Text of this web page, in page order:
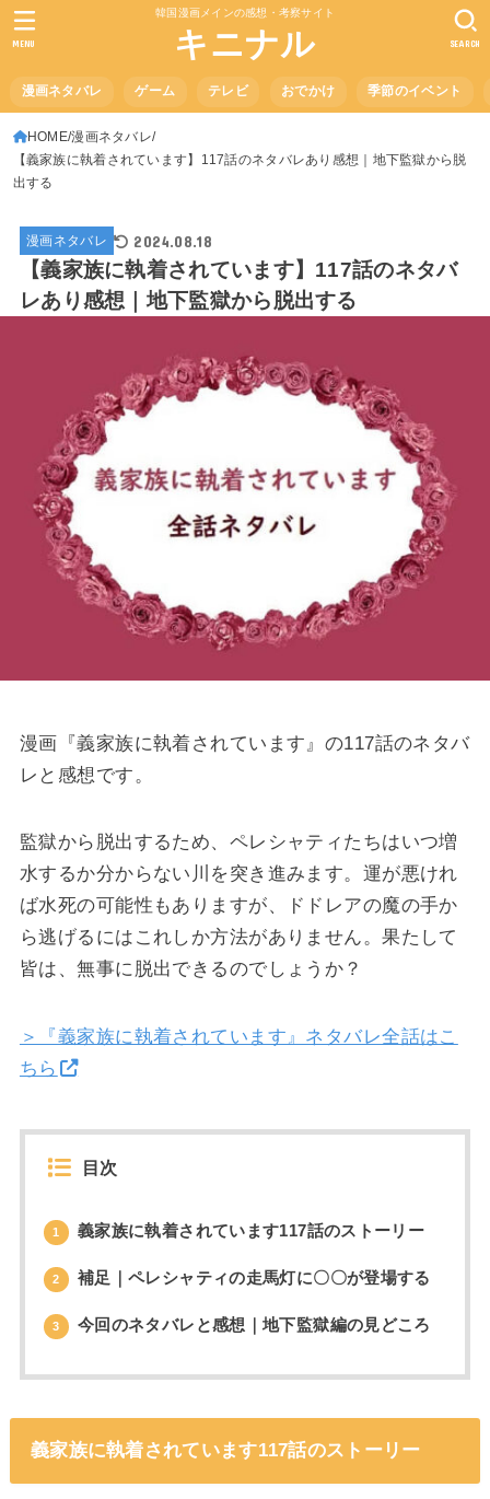
韓国漫画メインの感想・考察サイト
キニナル
漫画ネタバレ ゲーム テレビ おでかけ 季節のイベント
SEARCH
MENU
HOME 漫画ネタバレ
【義家族に執着されています】117話のネタバレあり感想｜地下監獄から脱
出する
漫画ネタバレ 2024.08.18
【義家族に執着されています】117話のネタバ
レあり感想｜地下監獄から脱出する
漫画『義家族に執着されています』の117話のネタバ
レと感想です。
監獄から脱出するため、ペレシャティたちはいつ増
水するか分からない川を突き進みます。運が悪けれ
ば水死の可能性もありますが、ドドレアの魔の手か
ら逃げるにはこれしか方法がありません。果たして
皆は、無事に脱出できるのでしょうか？
＞『義家族に執着されています』ネタバレ全話はこ
ちら
目次
1 義家族に執着されています117話のストーリー
2 補足｜ペレシャティの走馬灯に〇〇が登場する
3 今回のネタバレと感想｜地下監獄編の見どころ
義家族に執着されています117話のストーリー